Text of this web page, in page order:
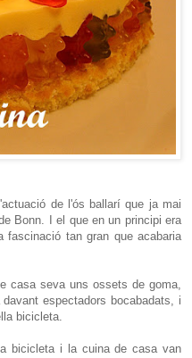
de l'ós ballarí que ja mai
Bonn. I el que en un principi era
fascinació tan gran que acabaria
casa seva uns ossets de goma,
espectadors bocabadats, i
bicicleta.
bicicleta i la cuina de casa van